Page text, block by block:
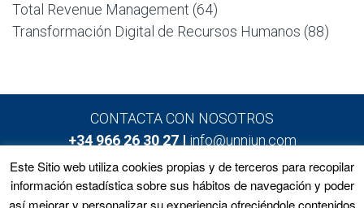
Total Revenue Management (64)
Transformación Digital de Recursos Humanos (88)
Este Sitio web utiliza cookies propias y de terceros para recopilar
información estadística sobre sus hábitos de navegación y poder
así mejorar y personalizar su experiencia ofreciéndole contenidos
CONTACTA CON NOSOTROS
+34 966 26 30 27 |info@unniun.com